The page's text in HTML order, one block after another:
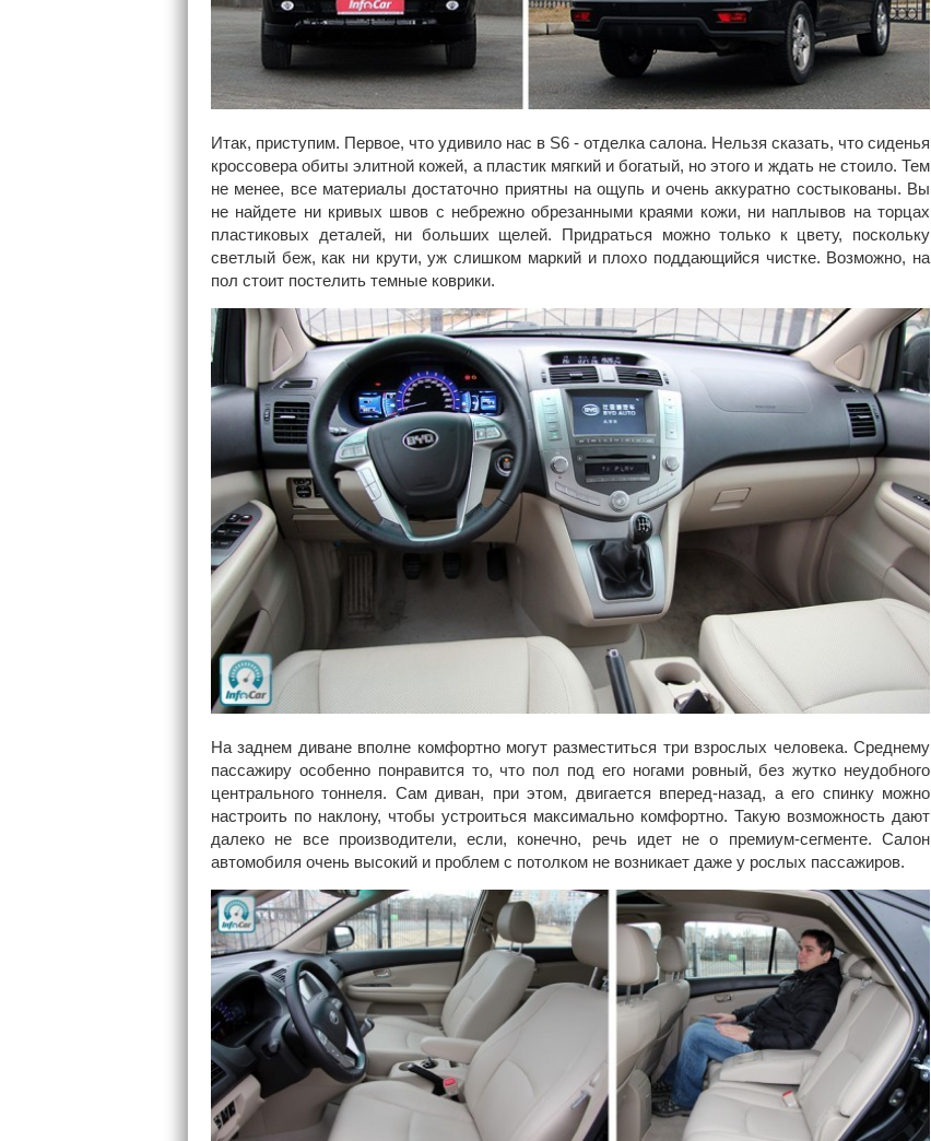
Итак, приступим. Первое, что удивило нас в S6 - отделка салона. Нельзя сказать, что сиденья
кроссовера обиты элитной кожей, а пластик мягкий и богатый, но этого и ждать не стоило. Тем
не менее, все материалы достаточно приятны на ощупь и очень аккуратно состыкованы. Вы
не найдете ни кривых швов с небрежно обрезанными краями кожи, ни наплывов на торцах
пластиковых деталей, ни больших щелей. Придраться можно только к цвету, поскольку
светлый беж, как ни крути, уж слишком маркий и плохо поддающийся чистке. Возможно, на
пол стоит постелить темные коврики.
На заднем диване вполне комфортно могут разместиться три взрослых человека. Среднему
пассажиру особенно понравится то, что пол под его ногами ровный, без жутко неудобного
центрального тоннеля. Сам диван, при этом, двигается вперед-назад, а его спинку можно
настроить по наклону, чтобы устроиться максимально комфортно. Такую возможность дают
далеко не все производители, если, конечно, речь идет не о премиум-сегменте. Салон
автомобиля очень высокий и проблем с потолком не возникает даже у рослых пассажиров.